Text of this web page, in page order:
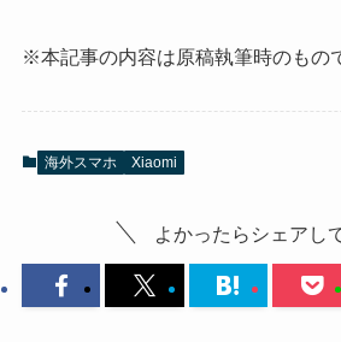
※本記事の内容は原稿執筆時のもの
海外スマホ Xiaomi
よかったらシェアし